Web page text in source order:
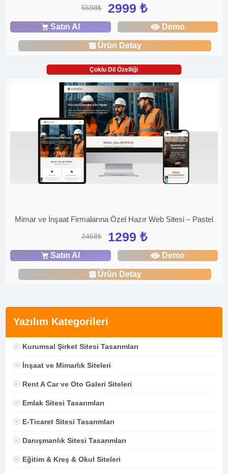
Yazılım Kategorileri
Kurumsal Şirket Sitesi Tasarımları
İnşaat ve Mimarlık Siteleri
Rent A Car ve Oto Galeri Siteleri
Emlak Sitesi Tasarımları
E-Ticaret Sitesi Tasarımları
Danışmanlık Sitesi Tasarımları
Eğitim & Kreş & Okul Siteleri
5698₺ 2999 ₺
Satın Al Demo
Ürün Detay
Çoklu Dil Özelliği
Mimar ve İnşaat Firmalarına Özel Hazır Web Sitesi – Pastel
2468₺ 1299 ₺
Satın Al Demo
Ürün Detay